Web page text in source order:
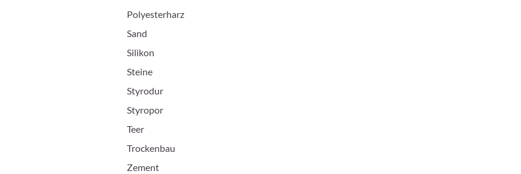
Polyesterharz
Sand
Silikon
Steine
Styrodur
Styropor
Teer
Trockenbau
Zement